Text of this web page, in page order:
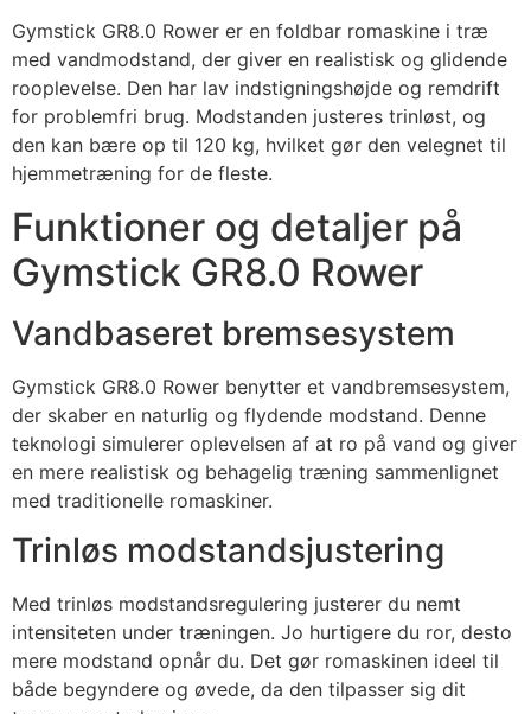
Gymstick GR8.0 Rower er en foldbar romaskine i træ
med vandmodstand, der giver en realistisk og glidende
rooplevelse. Den har lav indstigningshøjde og remdrift
for problemfri brug. Modstanden justeres trinløst, og
den kan bære op til 120 kg, hvilket gør den velegnet til
hjemmetræning for de fleste.
Funktioner og detaljer på
Gymstick GR8.0 Rower
Vandbaseret bremsesystem
Gymstick GR8.0 Rower benytter et vandbremsesystem,
der skaber en naturlig og flydende modstand. Denne
teknologi simulerer oplevelsen af at ro på vand og giver
en mere realistisk og behagelig træning sammenlignet
med traditionelle romaskiner.
Trinløs modstandsjustering
Med trinløs modstandsregulering justerer du nemt
intensiteten under træningen. Jo hurtigere du ror, desto
mere modstand opnår du. Det gør romaskinen ideel til
både begyndere og øvede, da den tilpasser sig dit